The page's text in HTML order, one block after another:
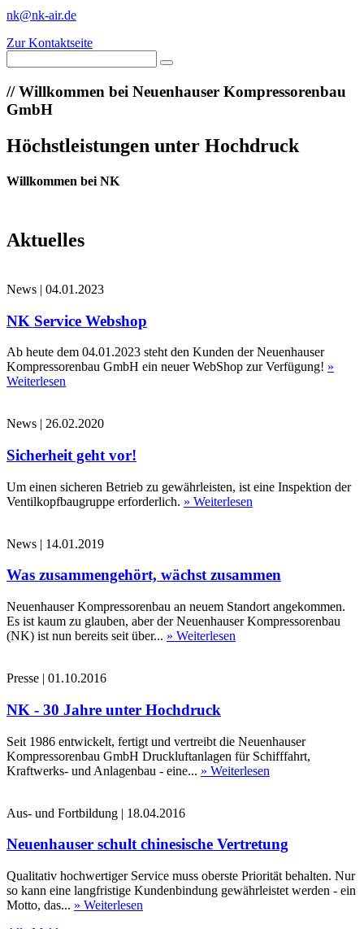
nk@nk-air.de
Zur Kontaktseite
//Willkommen bei Neuenhauser Kompressorenbau
GmbH
Höchstleistungen unter Hochdruck
Willkommen bei NK
Aktuelles
News | 04.01.2023
NK Service Webshop
Ab heute dem 04.01.2023 steht den Kunden der Neuenhauser
Kompressorenbau GmbH ein neuer WebShop zur Verfügung! »
Weiterlesen
News | 26.02.2020
Sicherheit geht vor!
Um einen sicheren Betrieb zu gewährleisten, ist eine Inspektion der
Ventilkopfbaugruppe erforderlich. » Weiterlesen
News | 14.01.2019
Was zusammengehört, wächst zusammen
Neuenhauser Kompressorenbau an neuem Standort angekommen.
Es ist kaum zu glauben, aber der Neuenhauser Kompressorenbau
(NK) ist nun bereits seit über... » Weiterlesen
Presse | 01.10.2016
NK - 30 Jahre unter Hochdruck
Seit 1986 entwickelt, fertigt und vertreibt die Neuenhauser
Kompressorenbau GmbH Druckluftanlagen für Schifffahrt,
Kraftwerks- und Anlagenbau - eine... » Weiterlesen
Aus- und Fortbildung | 18.04.2016
Neuenhauser schult chinesische Vertretung
Qualitativ hochwertiger Service muss oberste Priorität behalten. Nur
so kann eine langfristige Kundenbindung gewährleistet werden - ein
Motto, das... » Weiterlesen